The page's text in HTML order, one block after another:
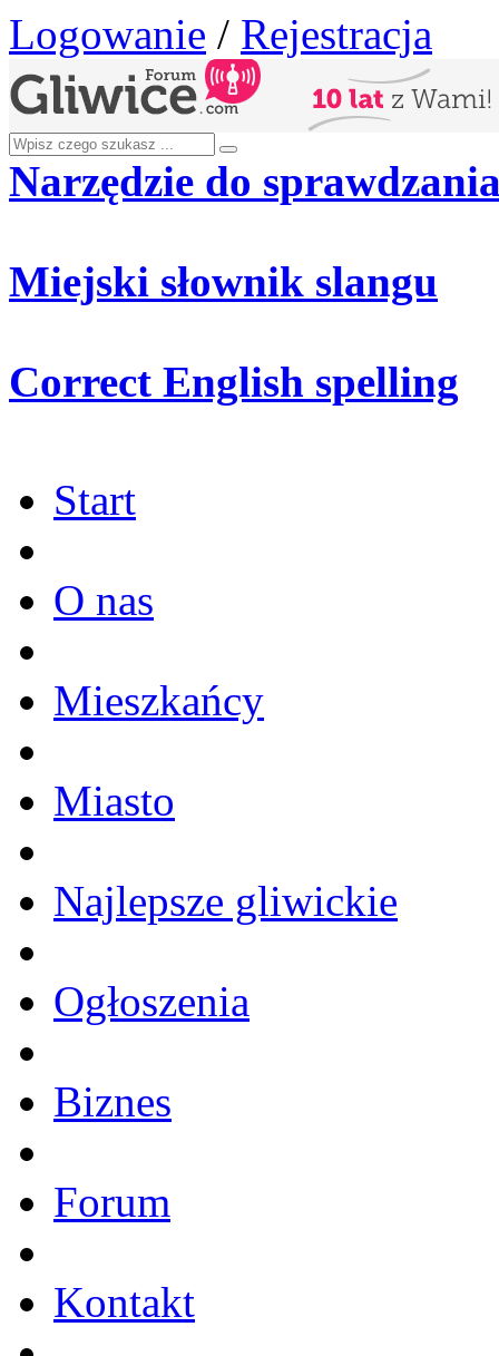
Logowanie / Rejestracja
Narzędzie do
Miejski słownik slangu
Correct English spelling
Start
O nas
Mieszkańcy
Miasto
Najlepsze gliwickie
Ogłoszenia
Biznes
Forum
Kontakt